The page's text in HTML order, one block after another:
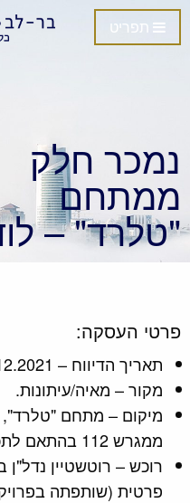
נמכר חלק
ממתחם
"טלרד" –
פרטי העסקה:
תאריך הדיווח – 28.12.2021.
מקור – מאיה/עיתונות.
ממגרש 112 בהתאם לתכנית תמ"ל/2002/ב)
רוכש – רוטשטיין
פרטית (שותפתה